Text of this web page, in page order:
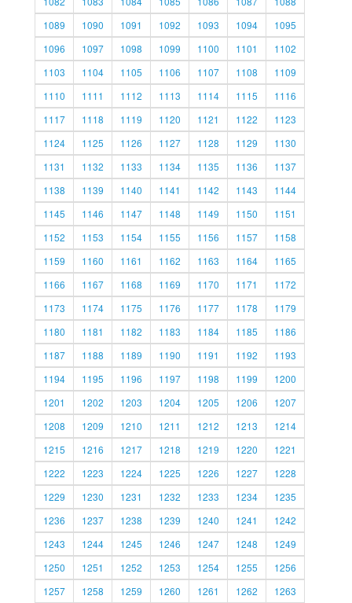
1089
1090 1091 1092 1093 1094
1095
1096
1097 1098 1099 1100 1101
1102
1103
1104 1105 1106 1107 1108
1109
1110
1111 1112 1113 1114 1115
1116
1117
1118 1119 1120 1121 1122
1123
1124
1125 1126 1127 1128 1129
1130
1131
1132 1133 1134 1135 1136
1137
1138
1139 1140 1141 1142 1143
1144
1145
1146 1147 1148 1149 1150
1151
1152
1153 1154 1155 1156 1157
1158
1159
1160 1161 1162 1163 1164
1165
1166
1167 1168 1169 1170 1171
1172
1173
1174 1175 1176 1177 1178
1179
1180
1181 1182 1183 1184 1185
1186
1187
1188 1189 1190 1191 1192
1193
1194
1195 1196 1197 1198 1199
1200
1201
1202 1203 1204 1205 1206
1207
1208
1209 1210 1211 1212 1213
1214
1215
1216 1217 1218 1219 1220
1221
1222
1223 1224 1225 1226 1227
1228
1229
1230 1231 1232 1233 1234
1235
1236
1237 1238 1239 1240 1241
1242
1243
1244 1245 1246 1247 1248
1249
1250
1251 1252 1253 1254 1255
1256
1257
1258 1259 1260 1261 1262
1263